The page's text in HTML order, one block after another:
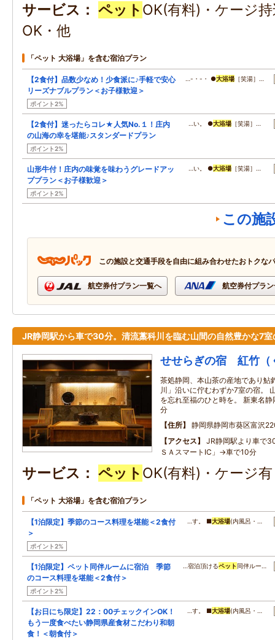
サービス ペット OK(有料)・ケージ
OK・他
「ペット 大浴場」を含む宿泊プラン
【2食付】品数少なめ！少食派に♪手軽で安心
リーズナブルプラン＜お子様歓迎＞
ポイント2%
…-・-・ ●大浴場 ［笑湯］…
【2食付】迷ったらコレ★人気No.１！庄内
の山海の幸を堪能♪スタンダードプラン
ポイント2%
…い。 ●大浴場 ［笑湯］…
山形牛付！庄内の味覚を味わうグレードアッ
ププラン＜お子様歓迎＞
ポイント2%
…い。 ●大浴場 ［笑湯］…
この施
この施設と交通手段を自由に組み合わせたおトクな
航空券付プラン一覧へ 航空券付プラ
JR静岡駅から車で30分。清流藁科川を臨む山間の自然豊かな7室
せせらぎの宿 紅竹（
茶処静岡、本山茶の産地であり鮎
川」沿いに佇むわずか7室の宿。
を忘れ至福のひと時を。 新東名
分
住所
静岡県静岡市葵区富沢
アクセス
JR静岡駅より車で
ＳＡスマートIC」→車で10分
サービス ペット OK(有料)・ケージ
「ペット 大浴場」を含む宿泊プラン
【1泊限定】季節のコース料理を堪能＜2食付
＞
ポイント2%
…す。 ■大浴場(内風呂・…
【1泊限定】ペット同伴ルームに宿泊 季節
のコース料理を堪能＜2食付＞
ポイント2%
…宿泊頂けるペット 同伴ルー…
【お日にち限定】22：00チェックインOK！
もう一度食べたい静岡県産食材こだわり和朝
食！＜朝食付＞
…す。 ■大浴場(内風呂・…